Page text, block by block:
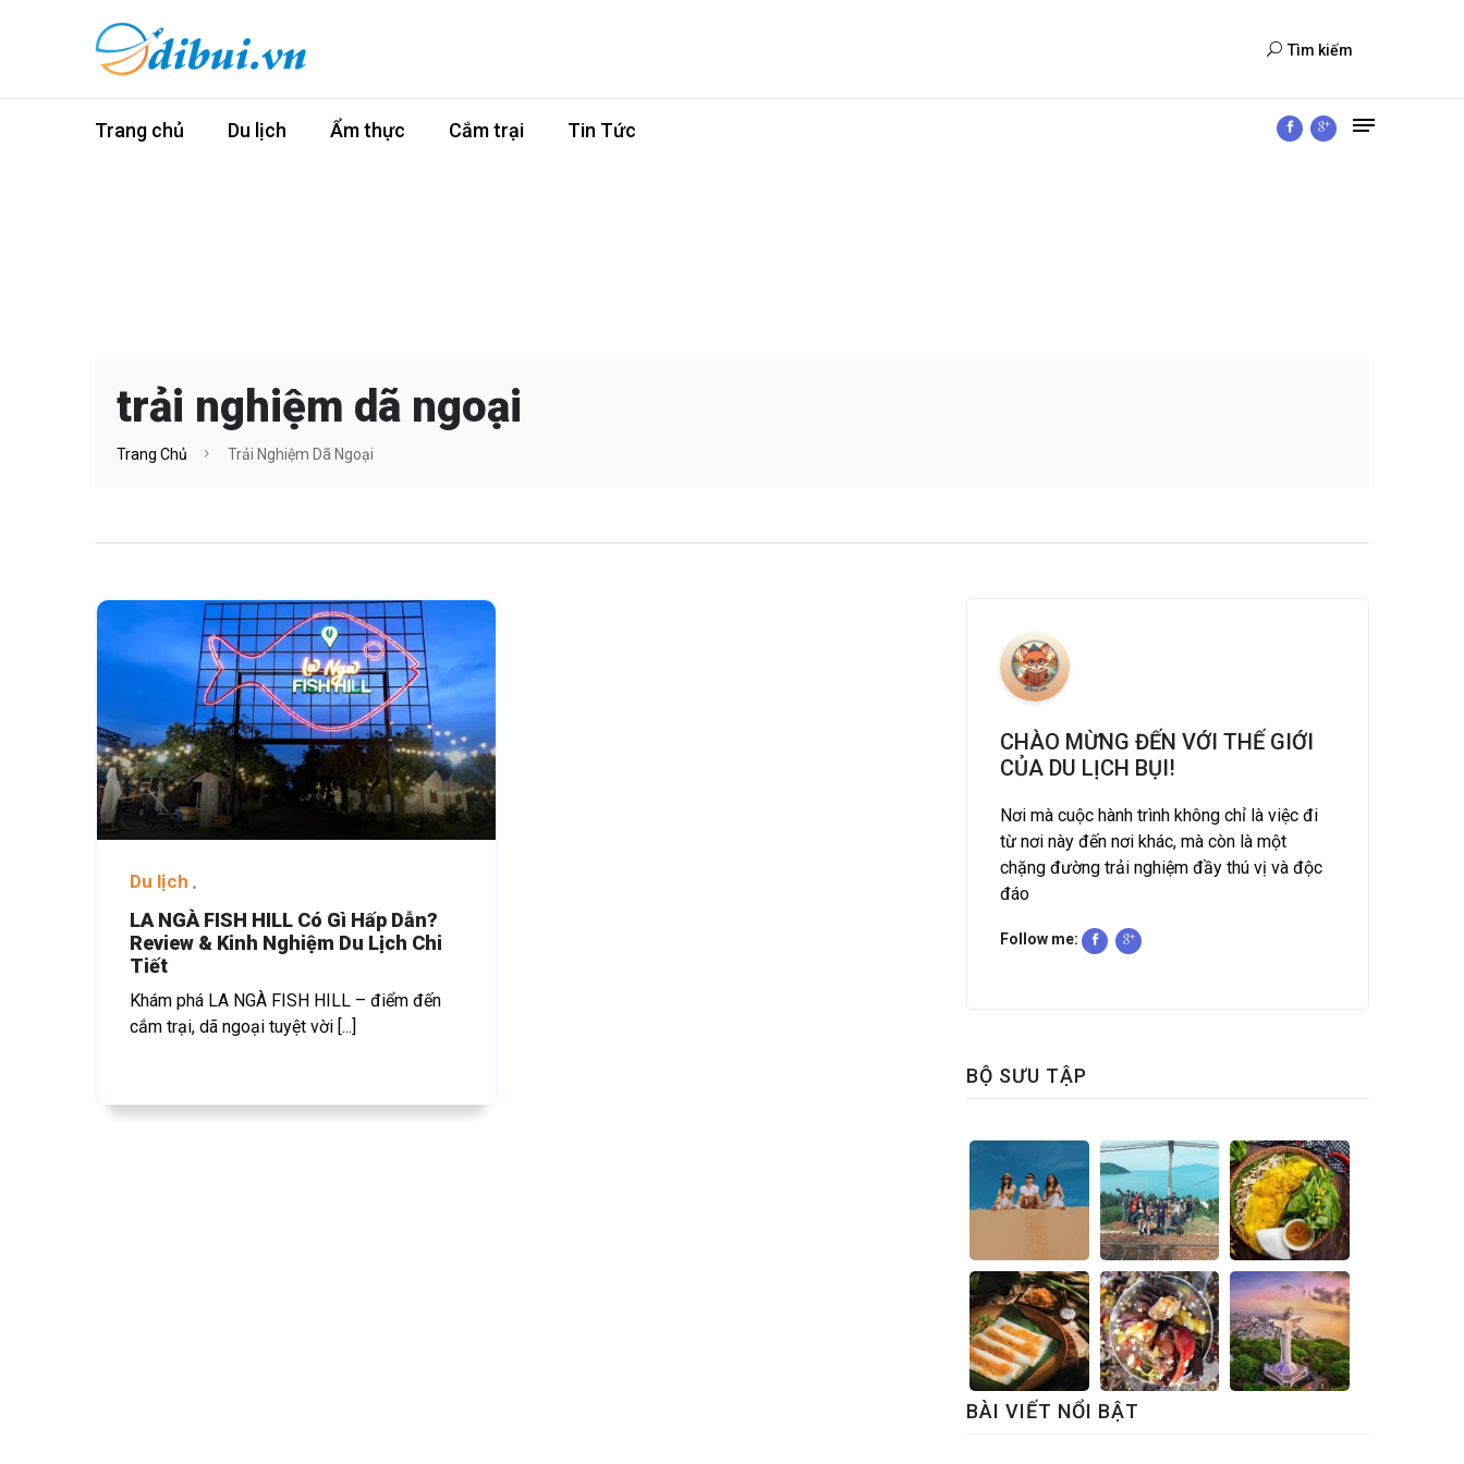
Tìm kiếm
Trang chủ Du lịch Ẩm thực Cắm trại Tin Tức
trải nghiệm dã ngoại
Trang Chủ Trải Nghiệm Dã Ngoại
Du lịch
LA NGÀ FISH HILL Có Gì Hấp Dẫn?
Review & Kinh Nghiệm Du Lịch Chi
Tiết
Khám phá LA NGÀ FISH HILL – điểm đến
cắm trại, dã ngoại tuyệt vời [...]
CHÀO MỪNG ĐẾN VỚI THẾ GIỚI
CỦA DU LỊCH BỤI!
Nơi mà cuộc hành trình không chỉ là việc đi
từ nơi này đến nơi khác, mà còn là một
chặng đường trải nghiệm đầy thú vị và độc
đáo
Follow me:
BỘ SƯU TẬP
BÀI VIẾT NỔI BẬT